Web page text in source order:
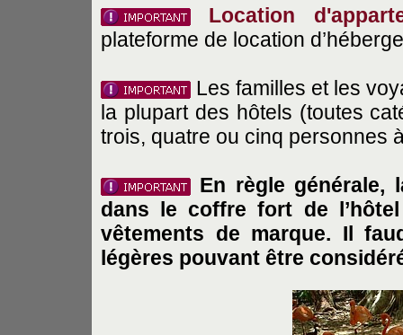
Location
plateforme de location
Les familles et les
la plupart des hôtels (toutes
trois, quatre ou cinq personnes
En règle générale,
dans le coffre fort de
vêtements de marque. Il
légères pouvant être